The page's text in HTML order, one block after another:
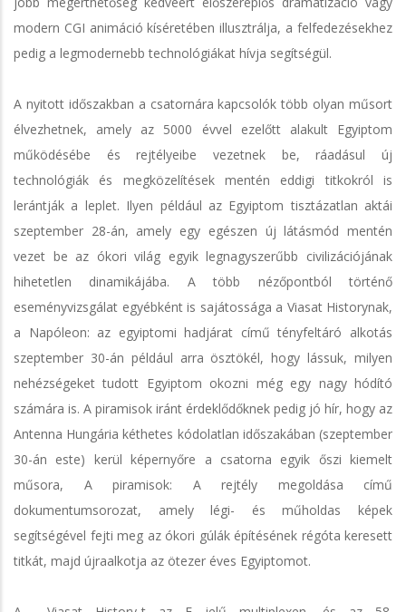
modern CGI animáció kíséretében illusztrálja, a felfedezésekhez
pedig a legmodernebb technológiákat hívja segítségül.
A nyitott időszakban a csatornára kapcsolók több olyan műsort
élvezhetnek, amely az 5000 évvel ezelőtt alakult Egyiptom
működésébe és rejtélyeibe vezetnek be, ráadásul új
technológiák és megközelítések mentén eddigi titkokról is
lerántják a leplet. Ilyen például az Egyiptom tisztázatlan aktái
szeptember 28-án, amely egy egészen új látásmód mentén
vezet be az ókori világ egyik legnagyszerűbb civilizációjának
hihetetlen dinamikájába. A több nézőpontból történő
eseményvizsgálat egyébként is sajátossága a Viasat Historynak,
a Napóleon: az egyiptomi hadjárat című tényfeltáró alkotás
szeptember 30-án például arra ösztökél, hogy lássuk, milyen
nehézségeket tudott Egyiptom okozni még egy nagy hódító
számára is. A piramisok iránt érdeklődőknek pedig jó hír, hogy az
Antenna Hungária kéthetes kódolatlan időszakában (szeptember
30-án este) kerül képernyőre a csatorna egyik őszi kiemelt
műsora, A piramisok: A rejtély megoldása című
dokumentumsorozat, amely légi- és műholdas képek
segítségével fejti meg az ókori gúlák építésének régóta keresett
titkát, majd újraalkotja az ötezer éves Egyiptomot.